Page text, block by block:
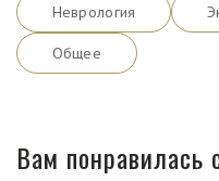
Неврология
Общее
Вам понравилась